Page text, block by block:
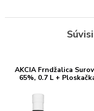
AKCIA Frndžalica
65%, 0.7 L +